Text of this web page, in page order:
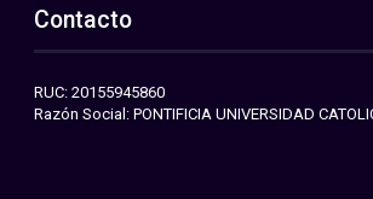
Contacto
RUC: 20155945860
Razón Social: PONTIFICIA UNIVERSIDAD